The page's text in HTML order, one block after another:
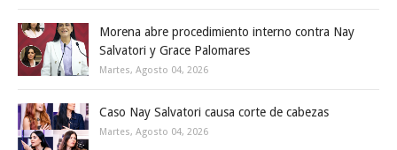
Morena abre procedimiento interno contra Nay
Salvatori y Grace Palomares
Martes, Agosto 04, 2026
Caso Nay Salvatori causa corte de cabezas
Martes, Agosto 04, 2026